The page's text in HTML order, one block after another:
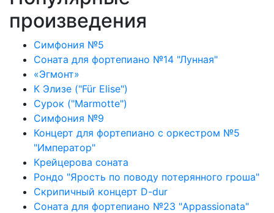
произведения
Симфония №5
Соната для фортепиано №14 "Лунная"
«Эгмонт»
К Элизе ("Für Elise")
Сурок ("Marmotte")
Симфония №9
Концерт для фортепиано с оркестром №5
"Император"
Крейцерова соната
Рондо "Ярость по поводу потерянного гроша"
Скрипичный концерт D-dur
Соната для фортепиано №23 "Appassionata"